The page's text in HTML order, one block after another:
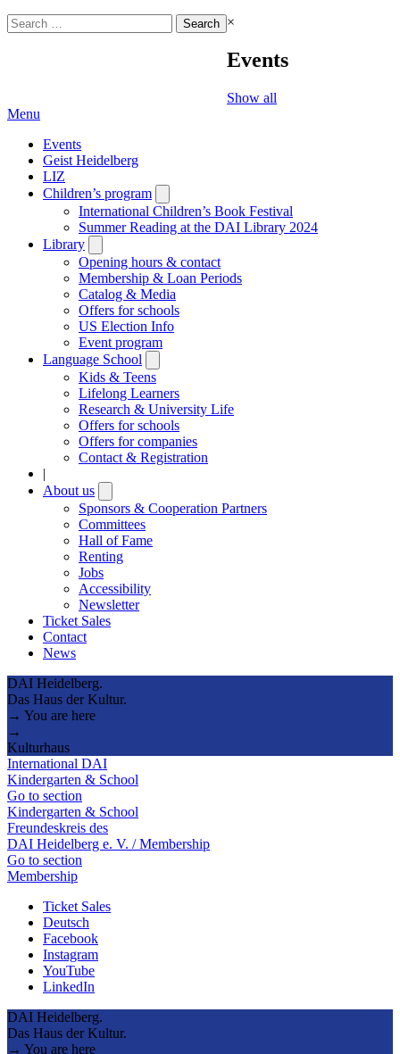
Search
for:
×
Events
Show all
Menu
Events
Geist Heidelberg
LIZ
Children’s program
submenu
International Children’s Book Festival
Summer Reading at the DAI Library 2024
Library
submenu
Opening hours & contact
Membership & Loan Periods
Catalog & Media
Offers for schools
US Election Info
Event program
Language School
submenu
Kids & Teens
Lifelong Learners
Research & University Life
Offers for schools
Offers for companies
Contact & Registration
|
About us
submenu
Sponsors & Cooperation Partners
Committees
Hall of Fame
Renting
Jobs
Accessibility
Newsletter
Ticket Sales
Contact
News
DAI Heidelberg.
Das Haus der Kultur.
→ You are here
→
Kulturhaus
International DAI
Kindergarten & School
Go to section
Kindergarten & School
Freundeskreis des
DAI Heidelberg e. V. / Membership
Go to section
Membership
Ticket Sales
Deutsch
Facebook
Instagram
YouTube
LinkedIn
DAI Heidelberg.
Das Haus der Kultur.
→ You are here